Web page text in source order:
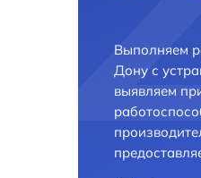
Выполняем
Дону с
выявляем